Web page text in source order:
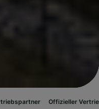
Offizieller Vertriebspartner